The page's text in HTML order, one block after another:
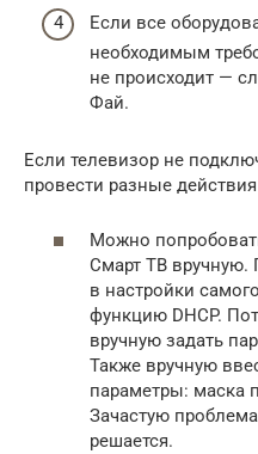
Если все
необходимым
не происходит —
Фай.
Если телевизор не
провести разные
Можно
Смарт ТВ вручную.
в настройки
функцию DHCP.
вручную задать
Также вручную
параметры: маска
Зачастую
решается.